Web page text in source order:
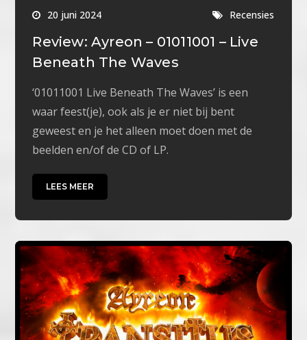
20 juni 2024 Recensies
Review: Ayreon – 01011001 – Live
Beneath The Waves
‘01011001 Live Beneath The Waves’ is een
waar feest(je), ook als je er niet bij bent
geweest en je het alleen moet doen met de
beelden en/of de CD of LP.
LEES MEER